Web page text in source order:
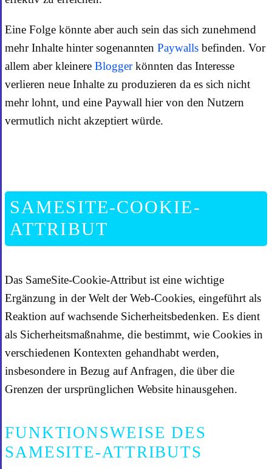
Eine Folge könnte aber auch sein das sich zunehmend
mehr Inhalte hinter sogenannten Paywalls befinden. Vor
allem aber kleinere Bloggerkönnten das Interesse
verlieren neue Inhalte zu produzieren da es sich nicht
mehr lohnt, und eine Paywall hier von den Nutzern
vermutlich nicht akzeptiert würde.
SAMESITE-COOKIE-
ATTRIBUT
Das SameSite-Cookie-Attribut ist eine wichtige
Ergänzung in der Welt der Web-Cookies, eingeführt als
Reaktion auf wachsende Sicherheitsbedenken. Es dient
als Sicherheitsmaßnahme, die bestimmt, wie Cookies in
verschiedenen Kontexten gehandhabt werden,
insbesondere in Bezug auf Anfragen, die über die
Grenzen der ursprünglichen Website hinausgehen.
FUNKTIONSWEISE DES
SAMESITE-ATTRIBUTS